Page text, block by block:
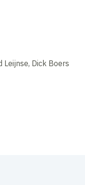
Leijnse, Dick Boers